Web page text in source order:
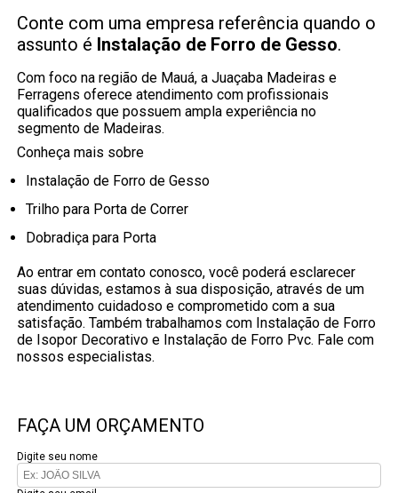
Conte com uma empresa referência quando o
assunto é Instalação de Forro de Gesso.
Com foco na região de Mauá, a Juaçaba Madeiras e
Ferragens oferece atendimento com profissionais
qualificados que possuem ampla experiência no
segmento de Madeiras.
Conheça mais sobre
Instalação de Forro de Gesso
Trilho para Porta de Correr
Dobradiça para Porta
Ao entrar em contato conosco, você poderá esclarecer
suas dúvidas, estamos à sua disposição, através de um
atendimento cuidadoso e comprometido com a sua
satisfação. Também trabalhamos com Instalação de Forro
de Isopor Decorativo e Instalação de Forro Pvc. Fale com
nossos especialistas.
FAÇA UM ORÇAMENTO
Digite seu nome